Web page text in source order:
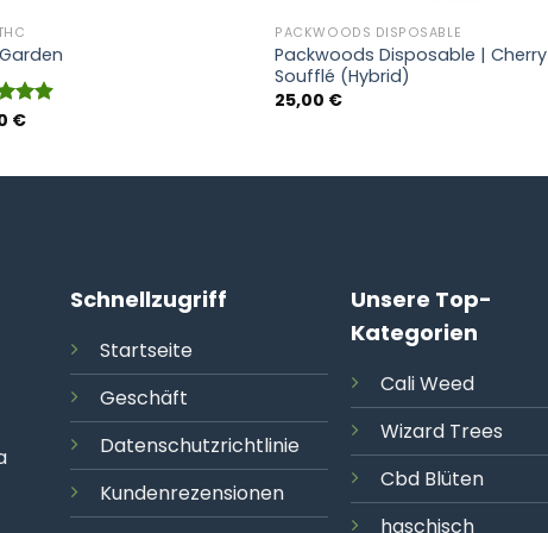
€
PACKWOODS DISPOSABLE
Packwoods Disposable | Cherry
Soufflé (Hybrid)
25,00 €
Schnellzugriff
Startseite
Geschäft
Datenschutzrichtlinie
Kundenrezensionen
Unsere Top-
Kategorien
CaliWeed
Wizard Trees
Cbd Blüten
haschisch